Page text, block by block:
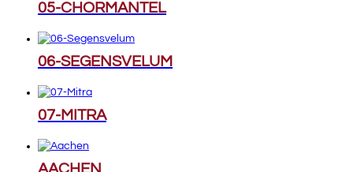
05-CHORMANTEL
06-SEGENSVELUM
07-MITRA
AACHEN